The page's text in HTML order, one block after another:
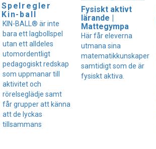
Spelregler
Kin-ball
KIN-BALL® är inte
bara ett lagbollspel
utan ett alldeles
utomordentligt
pedagogiskt redskap
som uppmanar till
aktivitet och
rörelseglädje samt
får grupper att känna
att de lyckas
tillsammans
Fysiskt aktivt
lärande |
Mattegympa
Här får eleverna
utmana sina
matematikkunskaper
samtidigt som de är
fysiskt aktiva.